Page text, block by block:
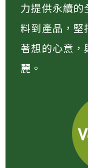
力提供永續的
料到產品，堅
著想的心意，
麗。